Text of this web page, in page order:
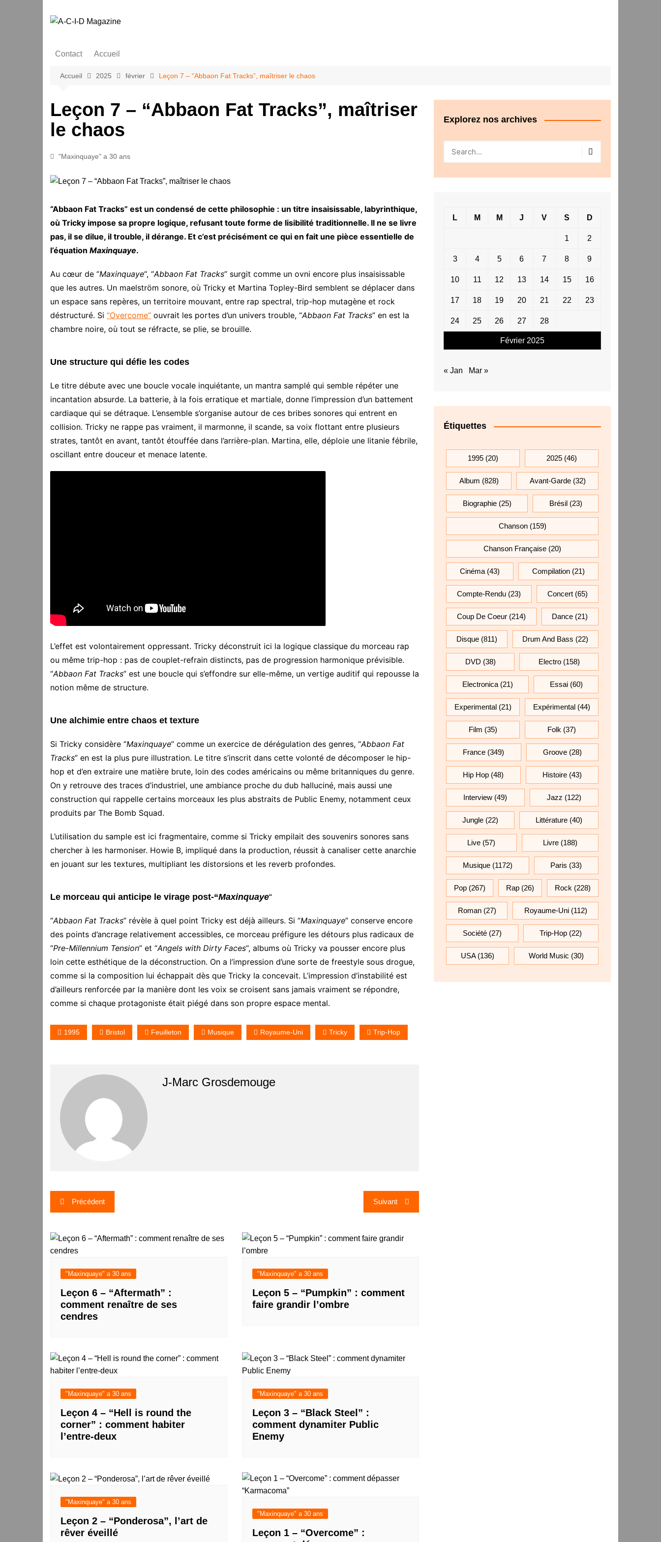
Contact Accueil
Accueil 2025 février Leçon 7 – “Abbaon Fat Tracks”, maîtriser le chaos
Leçon 7 – “Abbaon Fat Tracks”, maîtriser
le chaos
"Maxinquaye" a 30 ans
“Abbaon Fat Tracks” est un condensé de cette philosophie : un titre insaisissable, labyrinthique,
où Tricky impose sa propre logique, refusant toute forme de lisibilité traditionnelle. Il ne se livre
pas, il se dilue, il trouble, il dérange. Et c’est précisément ce qui en fait une pièce essentielle de
l’équation Maxinquaye.
Au cœur de “Maxinquaye“, “Abbaon Fat Tracks” surgit comme un ovni encore plus insaisissable
que les autres. Un maelström sonore, où Tricky et Martina Topley-Bird semblent se déplacer dans
un espace sans repères, un territoire mouvant, entre rap spectral, trip-hop mutagène et rock
déstructuré. Si “Overcome” ouvrait les portes d’un univers trouble, “Abbaon Fat Tracks” en est la
chambre noire, où tout se réfracte, se plie, se brouille.
Une structure qui défie les codes
Le titre débute avec une boucle vocale inquiétante, un mantra samplé qui semble répéter une
incantation absurde. La batterie, à la fois erratique et martiale, donne l’impression d’un battement
cardiaque qui se détraque. L’ensemble s’organise autour de ces bribes sonores qui entrent en
collision. Tricky ne rappe pas vraiment, il marmonne, il scande, sa voix flottant entre plusieurs
strates, tantôt en avant, tantôt étouffée dans l’arrière-plan. Martina, elle, déploie une litanie fébrile,
oscillant entre douceur et menace latente.
L’effet est volontairement oppressant. Tricky déconstruit ici la logique classique du morceau rap
ou même trip-hop : pas de couplet-refrain distincts, pas de progression harmonique prévisible.
“Abbaon Fat Tracks” est une boucle qui s’effondre sur elle-même, un vertige auditif qui repousse la
notion même de structure.
Une alchimie entre chaos et texture
Si Tricky considère “Maxinquaye” comme un exercice de dérégulation des genres, “Abbaon Fat
Tracks” en est la plus pure illustration. Le titre s’inscrit dans cette volonté de décomposer le hip-
hop et d’en extraire une matière brute, loin des codes américains ou même britanniques du genre.
On y retrouve des traces d’industriel, une ambiance proche du dub halluciné, mais aussi une
construction qui rappelle certains morceaux les plus abstraits de Public Enemy, notamment ceux
produits par The Bomb Squad.
L’utilisation du sample est ici fragmentaire, comme si Tricky empilait des souvenirs sonores sans
chercher à les harmoniser. Howie B, impliqué dans la production, réussit à canaliser cette anarchie
en jouant sur les textures, multipliant les distorsions et les reverb profondes.
Le morceau qui anticipe le virage post-“Maxinquaye“
“Abbaon Fat Tracks” révèle à quel point Tricky est déjà ailleurs. Si “Maxinquaye” conserve encore
des points d’ancrage relativement accessibles, ce morceau préfigure les détours plus radicaux de
“Pre-Millennium Tension” et “Angels with Dirty Faces“, albums où Tricky va pousser encore plus
loin cette esthétique de la déconstruction. On a l’impression d’une sorte de freestyle sous drogue,
comme si la composition lui échappait dès que Tricky la concevait. L’impression d’instabilité est
d’ailleurs renforcée par la manière dont les voix se croisent sans jamais vraiment se répondre,
comme si chaque protagoniste était piégé dans son propre espace mental.
1995 Bristol Feuilleton Musique Royaume-Uni Tricky Trip-Hop
J-Marc Grosdemouge
Navigation
de
l’article
Précédent Suivant
"Maxinquaye" a 30 ans
Leçon 6 – “Aftermath” :
comment renaître de ses
cendres
"Maxinquaye" a 30 ans
Leçon 5 – “Pumpkin” : comment
faire grandir l’ombre
"Maxinquaye" a 30 ans
Leçon 4 – “Hell is round the
corner” : comment habiter
l’entre-deux
"Maxinquaye" a 30 ans
Leçon 3 – “Black Steel” :
comment dynamiter Public
Enemy
"Maxinquaye" a 30 ans
Leçon 2 – “Ponderosa”, l’art de
rêver éveillé
"Maxinquaye" a 30 ans
Leçon 1 – “Overcome” :
Explorez nos archives
Février 2025
L M M J V S D
1 2
3 4 5 6 7 8 9
10 11 12 13 14 15 16
17 18 19 20 21 22 23
24 25 26 27 28
« Jan Mar »
Étiquettes
1995 (20) 2025 (46)
Album (828) Avant-Garde(32)
Biographie(25) Brésil(23)
Chanson(159)
Chanson Française (20)
Cinéma (43) Compilation (21)
Compte-Rendu (23) Concert (65)
Coup De Coeur(214) Dance (21)
Disque(811) Drum And Bass (22)
DVD (38) Electro(158)
Electronica(21) Essai(60)
Experimental (21) Expérimental (44)
Film (35) Folk (37)
France (349) Groove(28)
Hip Hop (48) Histoire(43)
Interview (49) Jazz (122)
Jungle (22) Littérature (40)
Live (57) Livre(188)
Musique(1172) Paris (33)
Pop (267) Rap (26) Rock (228)
Roman(27) Royaume-Uni(112)
Société(27) Trip-Hop (22)
USA(136) World Music (30)